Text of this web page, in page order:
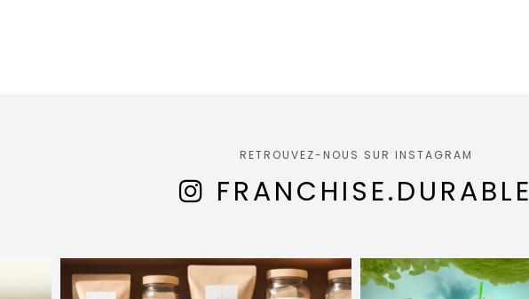
RETROUVEZ-NOUS SUR INSTAGRAM
FRANCHISE.DURABLE